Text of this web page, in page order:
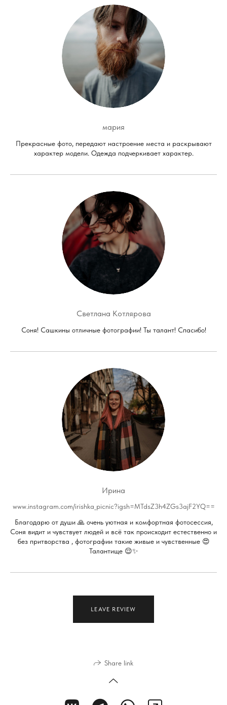
мария
Прекрасные фото, передают настроение места и раскрывают
характер модели. Одежда подчеркивает характер.
Светлана Котлярова
Соня! Сашкины отличные фотографии! Ты талант! Спасибо!
Ирина
www.instagram.com/irishka_picnic?igsh=MTdsZ3h4ZGs3ajF2YQ==
Благодарю от души 🙏 очень уютная и комфортная фотосессия,
Соня видит и чувствует людей и всё так происходит естественно и
без притворства , фотографии такие живые и чувственные 😍
Талантище 😌✨
LEAVE REVIEW
Share link